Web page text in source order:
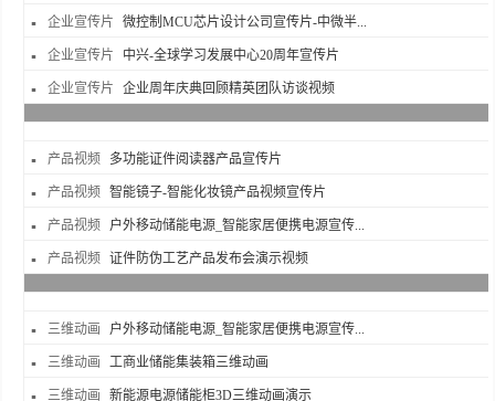
企业宣传片 微控制MCU芯片设计公司宣传片-中微半...
企业宣传片 中兴-全球学习发展中心20周年宣传片
企业宣传片 企业周年庆典回顾精英团队访谈视频
产品视频 多功能证件阅读器产品宣传片
产品视频 智能镜子-智能化妆镜产品视频宣传片
产品视频 户外移动储能电源_智能家居便携电源宣传...
产品视频 证件防伪工艺产品发布会演示视频
三维动画 户外移动储能电源_智能家居便携电源宣传...
三维动画 工商业储能集装箱三维动画
三维动画 新能源电源储能柜3D三维动画演示